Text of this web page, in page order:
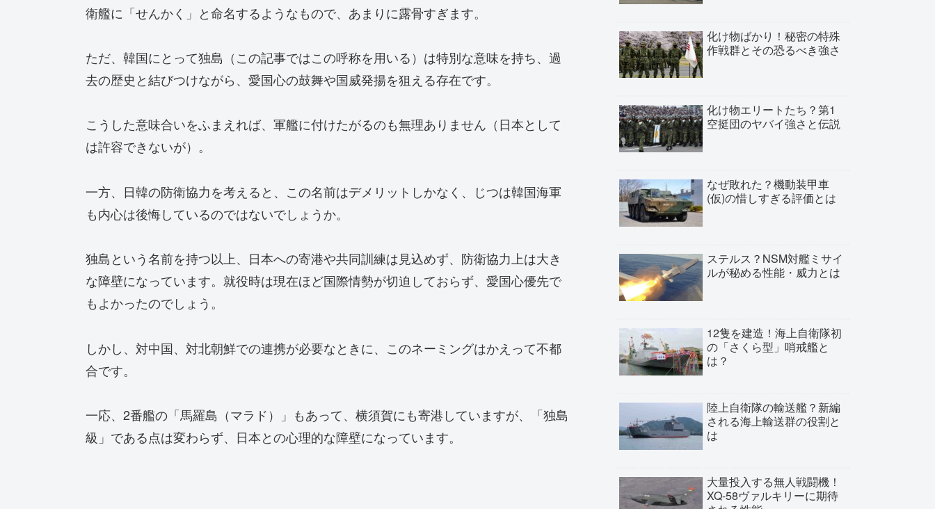
衛艦に「せんかく」と命名するようなもので、あまりに露骨すぎます。
ただ、韓国にとって独島（この記事ではこの呼称を用いる）は特別な意味を持ち、過
去の歴史と結びつけながら、愛国心の鼓舞や国威発揚を狙える存在です。
こうした意味合いをふまえれば、軍艦に付けたがるのも無理ありません（日本として
は許容できないが）。
一方、日韓の防衛協力を考えると、この名前はデメリットしかなく、じつは韓国海軍
も内心は後悔しているのではないでしょうか。
独島という名前を持つ以上、日本への寄港や共同訓練は見込めず、防衛協力上は大き
な障壁になっています。就役時は現在ほど国際情勢が切迫しておらず、愛国心優先で
もよかったのでしょう。
しかし、対中国、対北朝鮮での連携が必要なときに、このネーミングはかえって不都
合です。
一応、2番艦の「馬羅島（マラド）」もあって、横須賀にも寄港していますが、「独島
級」である点は変わらず、日本との心理的な障壁になっています。
化け物ばかり！秘密の特殊
作戦群とその恐るべき強さ
化け物エリートたち？第1
空挺団のヤバイ強さと伝説
なぜ敗れた？機動装甲車
(仮)の惜しすぎる評価とは
ステルス？NSM対艦ミサイ
ルが秘める性能・威力とは
12隻を建造！海上自衛隊初
の「さくら型」哨戒艦と
は？
陸上自衛隊の輸送艦？新編
される海上輸送群の役割と
は
大量投入する無人戦闘機！
XQ-58ヴァルキリーに期待